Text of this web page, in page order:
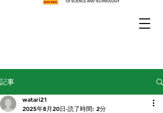
記事
watari21
2025年8月20日 読了時間: 2分